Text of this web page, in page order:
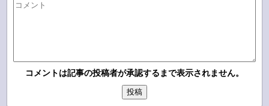
コメントは記事の投稿者が承認するまで表示されません。